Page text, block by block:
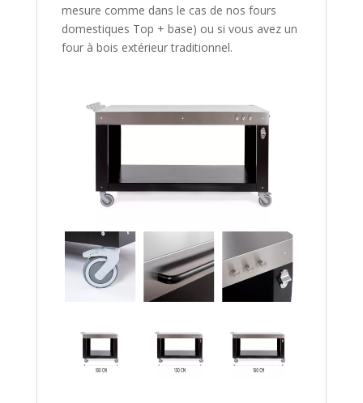
mesure comme dans le cas de nos fours
domestiques Top + base) ou si vous avez un
four à bois extérieur traditionnel.